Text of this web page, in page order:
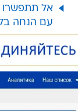
אל תתפשרו
עם הנחה